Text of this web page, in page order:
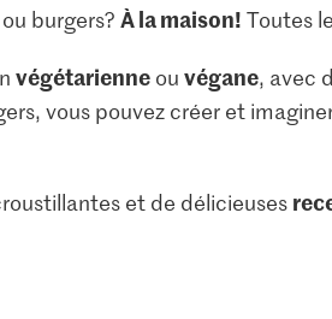
burgers? À la maison! Toutes
végétarienneou végane, avec
vous pouvez créer et
et de délicieuses